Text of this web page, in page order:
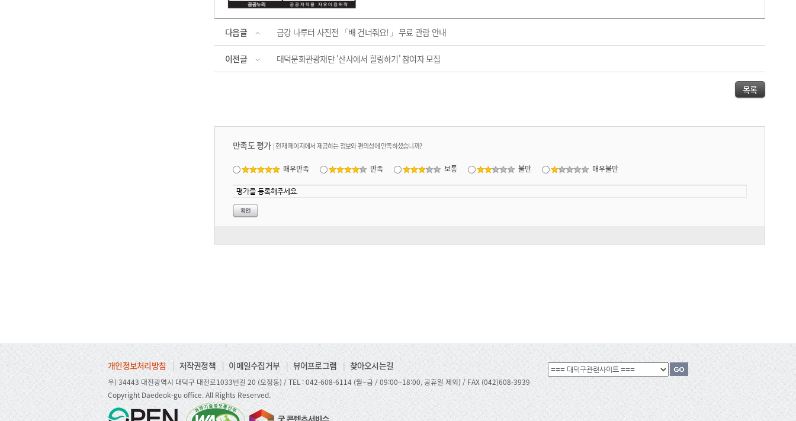
다음글 금강 나루터 사진전 「배 건너줘요!」 무료 관람 안내
이전글 대덕문화관광재단 '산사에서 힐링하기' 참여자 모집
목록
만족도 평가 |현재 페이지에서 제공하는 정보와 편의성에 만족하셨습니까?
매우만족 만족 보통 불만 매우불만
개인정보처리방침 | 저작권정책 | 이메일수집거부 | 뷰어프로그램 | 찾아오시는길
우) 34443 대전광역시 대덕구 대전로1033번길 20 (오정동) /TEL : 042-608-6114 (월~금 / 09:00~18:00, 공휴일 제외) / FAX (042)608-3939
Copyright Daedeok-gu office. All Rights Reserved.